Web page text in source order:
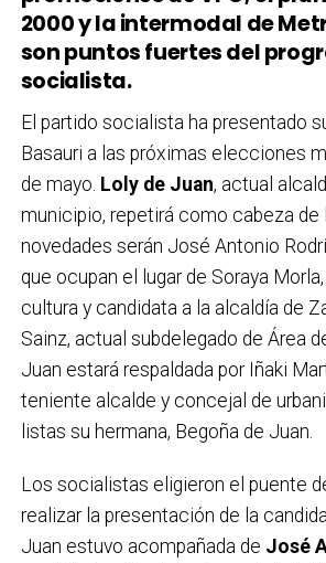
2000 y la intermodal de
son puntos fuertes del
socialista.
El partido socialista ha presentado
Basauri a las próximas elecciones
de mayo. Loly de Juan, actual
municipio, repetirá como cabeza de
novedades serán José Antonio
que ocupan el lugar de Soraya
cultura y candidata a la alcaldía de
Sainz, actual subdelegado de Área
Juan estará respaldada por Iñaki
teniente alcalde y concejal de
listas su hermana, Begoña de Juan.
Los socialistas eligieron el puente
realizar la presentación de la
Juan estuvo acompañada de José